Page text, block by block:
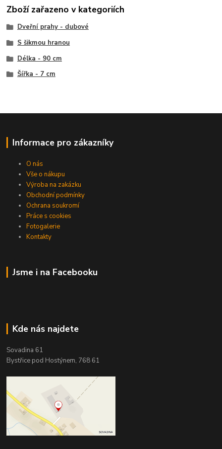
Zboží zařazeno v kategoriích
Dveřní prahy - dubové
S šikmou hranou
Délka - 90 cm
Šířka - 7 cm
Informace pro zákazníky
O nás
Vše o nákupu
Výroba na zakázku
Obchodní podmínky
Ochrana soukromí
Práce s cookies
Fotogalerie
Kontakty
Jsme i na Facebooku
Kde nás najdete
Sovadina 61
Bystřice pod Hostýnem, 768 61